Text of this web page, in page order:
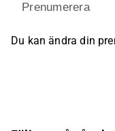
Prenumerera
Du kan ändra din